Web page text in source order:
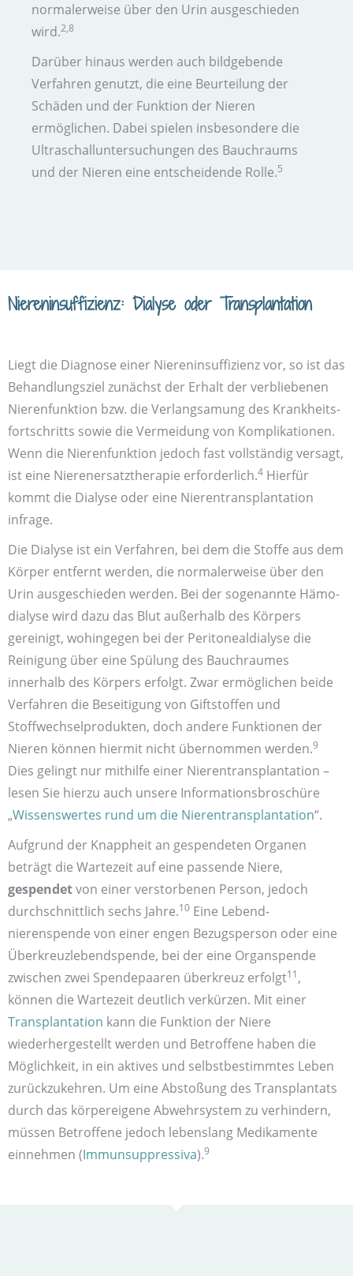
normalerweise über den Urin ausgeschieden
wird.2,8
Darüber hinaus werden auch bildgebende
Verfahren genutzt, die eine Beurteilung der
Schäden und der Funktion der Nieren
ermöglichen. Dabei spielen insbesondere die
Ultraschall­untersuchungen des Bauch­raums
und der Nieren eine entscheidende Rolle.5
Niereninsuffizienz: Dialyse oder Transplantation
Liegt die Diagnose einer Nieren­insuffizienz vor, so ist das
Behandlungs­ziel zunächst der Erhalt der verbliebenen
Nieren­funktion bzw. die Verlangsamung des Krankheits­
fortschritts sowie die Vermeidung von Komplikationen.
Wenn die Nieren­funktion jedoch fast vollständig versagt,
ist eine Nieren­ersatztherapie erforderlich.4 Hierfür
kommt die Dialyse oder eine Nieren­transplantation
infrage.
Die Dialyse ist ein Verfahren, bei dem die Stoffe aus dem
Körper entfernt werden, die normalerweise über den
Urin ausgeschieden werden. Bei der sogenannte Hämo­
dialyse wird dazu das Blut außerhalb des Körpers
gereinigt, wohingegen bei der Peritoneal­dialyse die
Reinigung über eine Spülung des Bauch­raumes
innerhalb des Körpers erfolgt. Zwar ermöglichen beide
Verfahren die Beseitigung von Gift­stoffen und
Stoffwechsel­produkten, doch andere Funktionen der
Nieren können hiermit nicht übernommen werden.9
Dies gelingt nur mithilfe einer Nieren­transplantation –
lesen Sie hierzu auch unsere Informations­broschüre
„Wissenswertes rund um die Nierentransplantation“.
Aufgrund der Knappheit an gespendeten Organen
beträgt die Warte­zeit auf eine passende Niere,
gespendetvon einer verstorbenen Person, jedoch
durchschnittlich sechs Jahre.10 Eine Lebend­
nierenspende von einer engen Bezugs­person oder eine
Überkreuz­lebendspende, bei der eine Organ­spende
zwischen zwei Spende­paaren überkreuz erfolgt11 ,
können die Warte­zeit deutlich verkürzen. Mit einer
Transplantation kann die Funktion der Niere
wiederhergestellt werden und Betroffene haben die
Möglichkeit, in ein aktives und selbstbestimmtes Leben
zurückzukehren. Um eine Abstoßung des Transplantats
durch das körpereigene Abwehr­system zu verhindern,
müssen Betroffene jedoch lebenslang Medikamente
einnehmen (Immunsuppressiva).9